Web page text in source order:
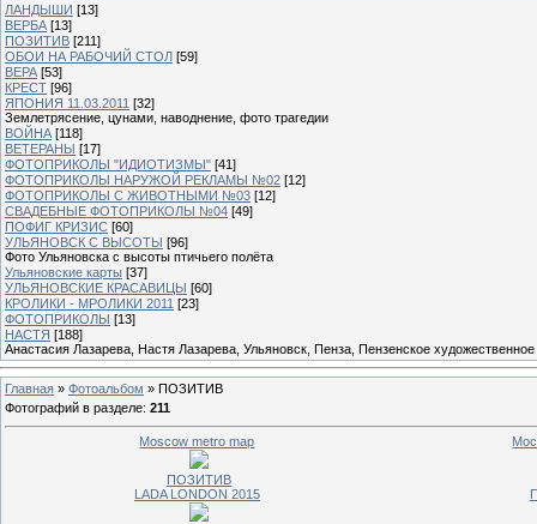
ЛАНДЫШИ [13]
ВЕРБА [13]
ПОЗИТИВ [211]
ОБОИ НА РАБОЧИЙ СТОЛ [59]
ВЕРА [53]
КРЕСТ [96]
ЯПОНИЯ 11.03.2011 [32]
Землетрясение, цунами, наводнение, фото трагедии
ВОЙНА [118]
ВЕТЕРАНЫ [17]
ФОТОПРИКОЛЫ "ИДИОТИЗМЫ" [41]
ФОТОПРИКОЛЫ НАРУЖОЙ РЕКЛАМЫ №02 [12]
ФОТОПРИКОЛЫ С ЖИВОТНЫМИ №03 [12]
СВАДЕБНЫЕ ФОТОПРИКОЛЫ №04 [49]
ПОФИГ КРИЗИС [60]
УЛЬЯНОВСК С ВЫСОТЫ [96]
Фото Ульяновска с высоты птичьего полёта
Ульяновские карты [37]
УЛЬЯНОВСКИЕ КРАСАВИЦЫ [60]
КРОЛИКИ - МРОЛИКИ 2011 [23]
ФОТОПРИКОЛЫ [13]
НАСТЯ [188]
Анастасия Лазарева, Настя Лазарева, Ульяновск, Пенза, Пензенское
Главная » Фотоальбом » ПОЗИТИВ
Фотографий в разделе: 211
Moscow metro map
ПОЗИТИВ
LADA LONDON 2015